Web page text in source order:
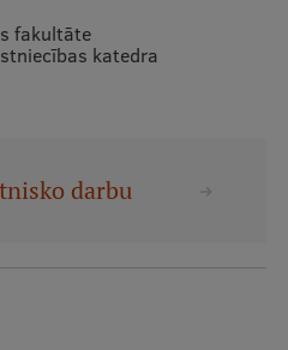
fakultāte
katedra
darbu